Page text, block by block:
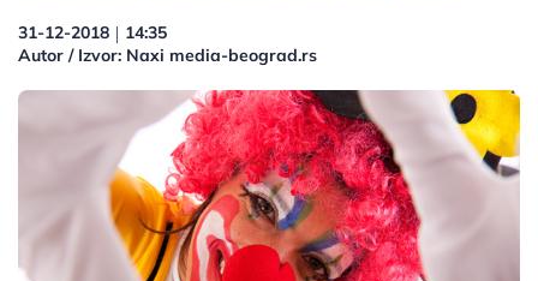
31-12-2018 | 14:35
Autor / Izvor: Naxi media-beograd.rs